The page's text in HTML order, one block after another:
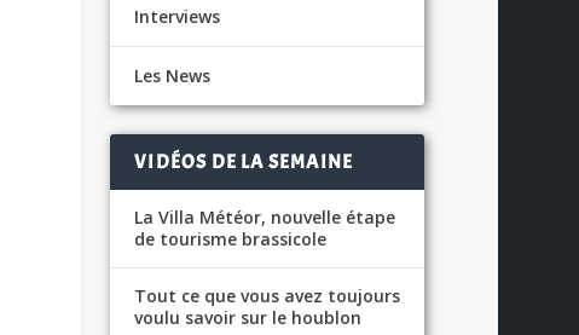
Interviews
Les News
VIDÉOS DE LA SEMAINE
La Villa Météor, nouvelle étape
de tourisme brassicole
Tout ce que vous avez toujours
voulu savoir sur le houblon